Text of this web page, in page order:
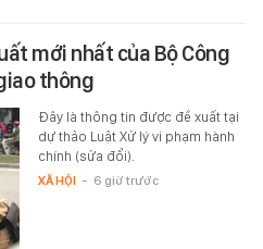
mới nhất của Bộ Công
thông
Đây là thông tin được đề xuất tại
dự thảo Luật Xử lý vi phạm hành
chính (sửa đổi).
XÃ HỘI - 6 giờ trước